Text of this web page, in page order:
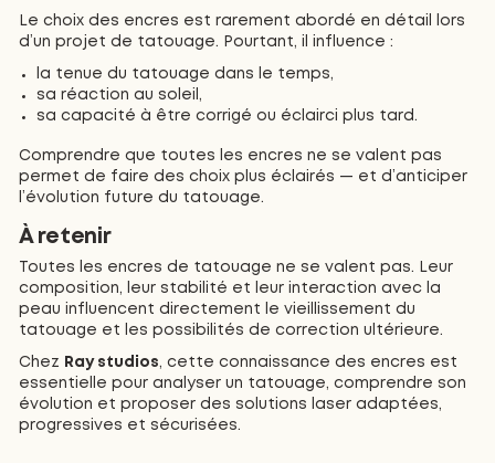
Le choix des encres est rarement abordé en détail lors
d’un projet de tatouage. Pourtant, il influence :
la tenue du tatouage dans le temps,
sa réaction au soleil,
sa capacité à être corrigé ou éclairci plus tard.
Comprendre que toutes les encres ne se valent pas
permet de faire des choix plus éclairés — et d’anticiper
l’évolution future du tatouage.
À retenir
Toutes les encres de tatouage ne se valent pas. Leur
composition, leur stabilité et leur interaction avec la
peau influencent directement le vieillissement du
tatouage et les possibilités de correction ultérieure.
Chez Ray studios, cette connaissance des encres est
essentielle pour analyser un tatouage, comprendre son
évolution et proposer des solutions laser adaptées,
progressives et sécurisées.